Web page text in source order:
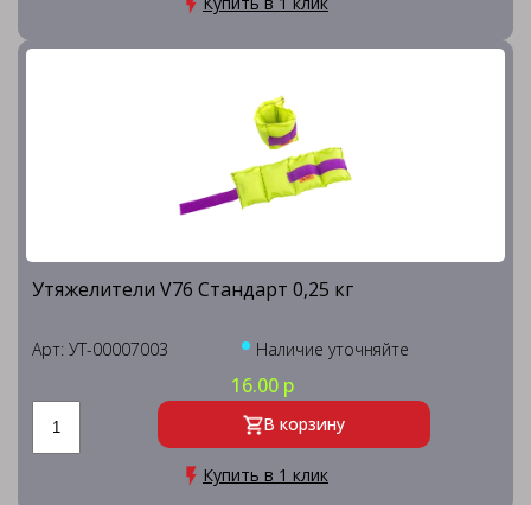
Утяжелители V76 Стандарт 0,25 кг
Арт: УТ-00007003 Наличие уточняйте
16.00 р
В корзину
Купить в 1 клик